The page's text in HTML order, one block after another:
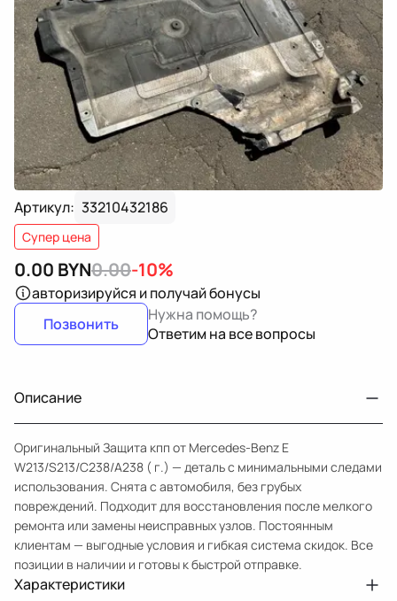
Артикул: 33210432186
Супер цена
0.00 BYN0.00-10%
авторизируйся и получай бонусы
Позвонить
Нужна помощь?
Ответим на все вопросы
Описание
Оригинальный Защита кпп от Mercedes-Benz E
W213/S213/C238/A238 ( г.) — деталь с минимальными следами
использования. Снята с автомобиля, без грубых
повреждений. Подходит для восстановления после мелкого
ремонта или замены неисправных узлов. Постоянным
клиентам — выгодные условия и гибкая система скидок. Все
позиции в наличии и готовы к быстрой отправке.
Характеристики